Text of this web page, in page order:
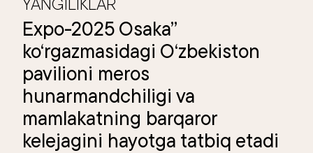
Expo-2025 Osaka”
ko‘rgazmasidagi O‘zbekiston
pavilioni meros
hunarmandchiligi va
mamlakatning barqaror
kelejagini hayotga tatbiq etadi